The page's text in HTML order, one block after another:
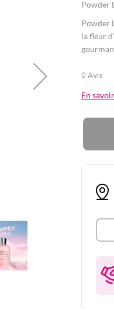
Powder
Powder
la fleur
0 Avis
En